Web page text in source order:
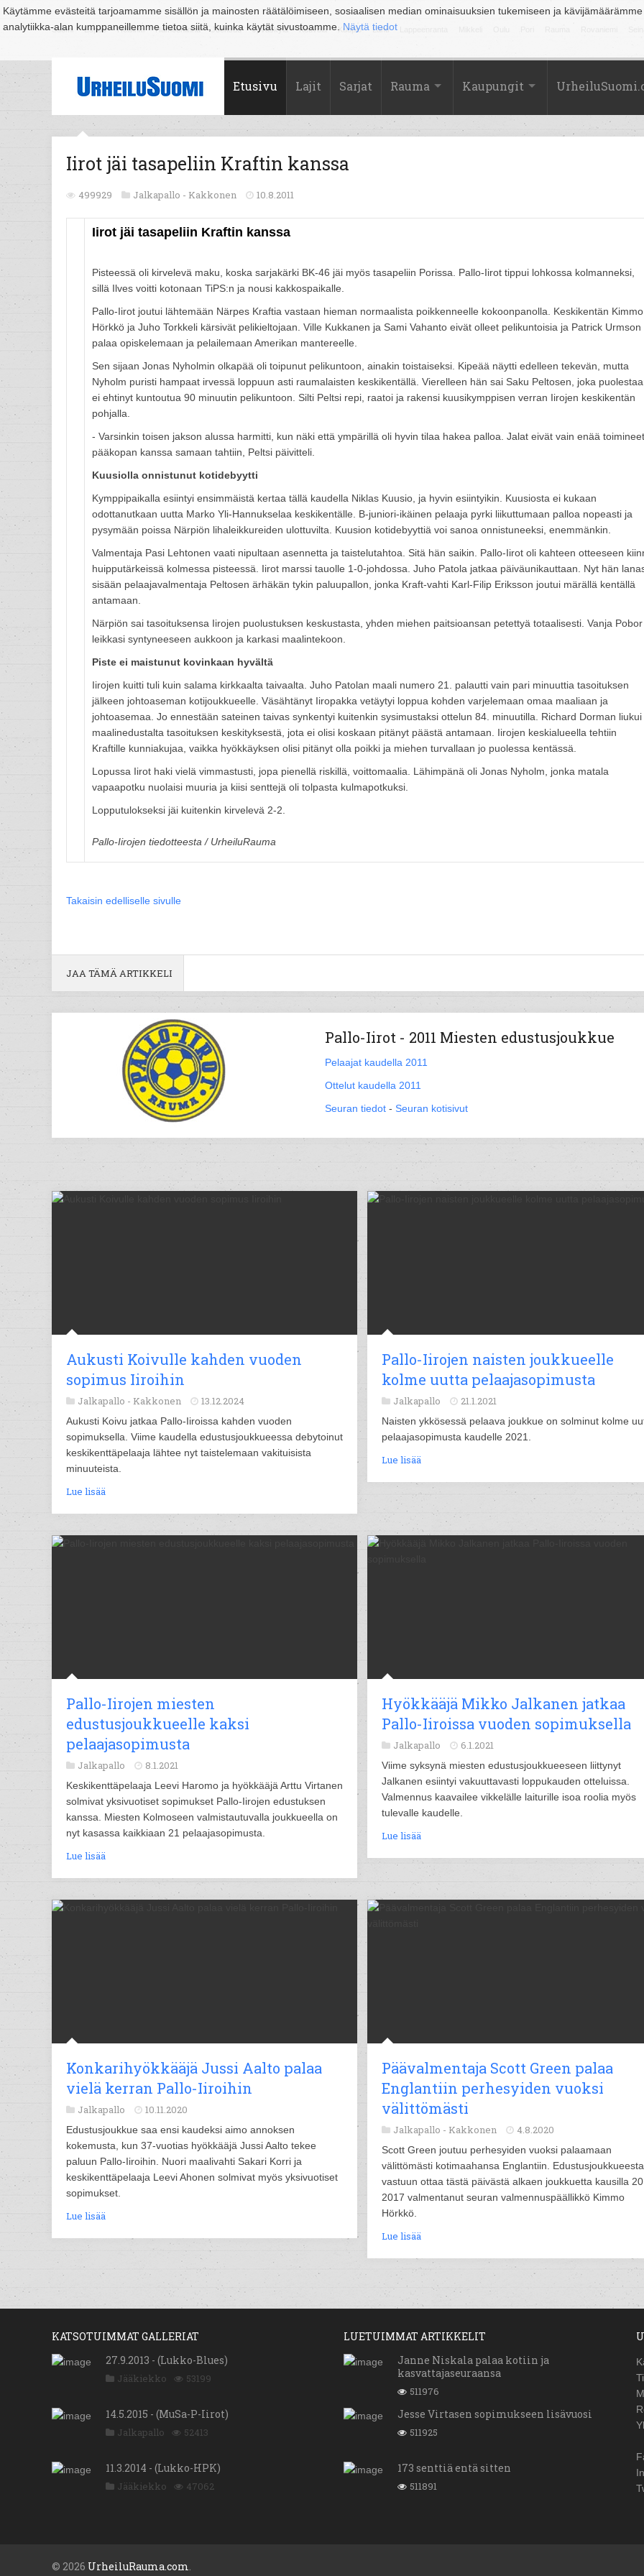
Käytämme evästeitä tarjoamamme sisällön ja mainosten räätälöimiseen, sosiaalisen median ominaisuuksien tukemiseen ja
analytiikka-alan kumppaneillemme tietoa siitä, kuinka käytät sivustoamme. Näytä tiedot
Suomi Espoo Helsinki Hämeenlinna Joensuu Jyväskylä Kouvola Kuopio Lahti
Etusivu Lajit Sarjat Rauma Kaupungit
Iirot jäi tasapeliin Kraftin kanssa
499929 Jalkapallo - Kakkonen 10.8.2011
Iirot jäi tasapeliin Kraftin kanssa
Pisteessä oli kirvelevä maku, koska sarjakärki BK-46 jäi myös tasapeliin Porissa. Pallo-Iirot tippui lohkossa kolmanneksi,
sillä Ilves voitti kotonaan TiPS:n ja nousi kakkospaikalle.
Pallo-Iirot joutui lähtemään Närpes Kraftia vastaan hieman normaalista poikkenneelle kokoonpanolla. Keskikentän Kimmo
Hörkkö ja Juho Torkkeli kärsivät pelikieltojaan. Ville Kukkanen ja Sami Vahanto eivät olleet pelikuntoisia ja Patrick Urmson
palaa opiskelemaan ja pelailemaan Amerikan mantereelle.
Sen sijaan Jonas Nyholmin olkapää oli toipunut pelikuntoon, ainakin toistaiseksi. Kipeää näytti edelleen tekevän, mutta
Nyholm puristi hampaat irvessä loppuun asti raumalaisten keskikentällä. Vierelleen hän sai Saku Peltosen, joka
ei ehtinyt kuntoutua 90 minuutin pelikuntoon. Silti Peltsi repi, raatoi ja rakensi kuusikymppisen verran Iirojen keskikentän
pohjalla.
- Varsinkin toisen jakson alussa harmitti, kun näki että ympärillä oli hyvin tilaa hakea palloa. Jalat eivät vain enää toimineet
pääkopan kanssa samaan tahtiin, Peltsi päivitteli.
Kuusiolla onnistunut kotidebyytti
Kymppipaikalla esiintyi ensimmäistä kertaa tällä kaudella Niklas Kuusio, ja hyvin esiintyikin. Kuusiosta ei kukaan
odottanutkaan uutta Marko Yli-Hannukselaa keskikentälle. B-juniori-ikäinen pelaaja pyrki liikuttumaan palloa nopeasti ja
pysymään poissa Närpiön lihaleikkureiden ulottuvilta. Kuusion kotidebyyttiä voi sanoa onnistuneeksi, enemmänkin.
Valmentaja Pasi Lehtonen vaati nipultaan asennetta ja taistelutahtoa. Sitä hän saikin. Pallo-Iirot oli kahteen otteeseen
huipputärkeissä kolmessa pisteessä. Iirot marssi tauolle 1-0-johdossa. Juho Patola jatkaa päiväunikauttaan. Nyt hän
sisään pelaajavalmentaja Peltosen ärhäkän tykin paluupallon, jonka Kraft-vahti Karl-Filip Eriksson joutui märällä kentällä
antamaan.
Närpiön sai tasoituksensa Iirojen puolustuksen keskustasta, yhden miehen paitsioansan petettyä totaalisesti. Vanja Pobor
leikkasi syntyneeseen aukkoon ja karkasi maalintekoon.
Piste ei maistunut kovinkaan hyvältä
Iirojen kuitti tuli kuin salama kirkkaalta taivaalta. Juho Patolan maali numero 21. palautti vain pari minuuttia tasoituksen
jälkeen johtoaseman kotijoukkueelle. Väsähtänyt Iiropakka vetäytyi loppua kohden varjelemaan omaa maaliaan ja
johtoasemaa. Jo ennestään sateinen taivas synkentyi kuitenkin sysimustaksi ottelun 84. minuutilla. Richard Dorman liukui
maalinedustalta tasoituksen keskityksestä, jota ei olisi koskaan pitänyt päästä antamaan. Iirojen keskialueella tehtiin
Kraftille kunniakujaa, vaikka hyökkäyksen olisi pitänyt olla poikki ja miehen turvallaan jo puolessa kentässä.
Lopussa Iirot haki vielä vimmastusti, jopa pienellä riskillä, voittomaalia. Lähimpänä oli Jonas Nyholm, jonka matala
vapaapotku nuolaisi muuria ja kiisi senttejä oli tolpasta kulmapotkuksi.
Lopputulokseksi jäi kuitenkin kirvelevä 2-2.
Pallo-Iirojen tiedotteesta / UrheiluRauma
Takaisin edelliselle sivulle
JAA TÄMÄ ARTIKKELI
Pallo-Iirot - 2011 Miesten edustusjoukkue
Pelaajat kaudella 2011
Ottelut kaudella 2011
Seuran tiedot - Seuran kotisivut
Aukusti Koivulle kahden vuoden
sopimus Iiroihin
Jalkapallo - Kakkonen 13.12.2024
Aukusti Koivu jatkaa Pallo-Iiroissa kahden vuoden
sopimuksella. Viime kaudella edustusjoukkueessa debytoinut
keskikenttäpelaaja lähtee nyt taistelemaan vakituisista
minuuteista.
Lue lisää
Pallo-Iirojen naisten joukkueelle
kolme uutta pelaajasopimusta
Jalkapallo 21.1.2021
Naisten ykkösessä pelaava joukkue on solminut kolme
pelaajasopimusta kaudelle 2021.
Lue lisää
Pallo-Iirojen miesten
edustusjoukkueelle kaksi
pelaajasopimusta
Jalkapallo 8.1.2021
Keskikenttäpelaaja Leevi Haromo ja hyökkääjä Arttu Virtanen
solmivat yksivuotiset sopimukset Pallo-Iirojen edustuksen
kanssa. Miesten Kolmoseen valmistautuvalla joukkueella on
nyt kasassa kaikkiaan 21 pelaajasopimusta.
Lue lisää
Hyökkääjä Mikko Jalkanen jatkaa
Pallo-Iiroissa vuoden sopimuksella
Jalkapallo 6.1.2021
Viime syksynä miesten edustusjoukkueeseen liittynyt
Jalkanen esiintyi vakuuttavasti loppukauden otteluissa.
Valmennus kaavailee vikkelälle laiturille isoa roolia myös
tulevalle kaudelle.
Lue lisää
Konkarihyökkääjä Jussi Aalto palaa
vielä kerran Pallo-Iiroihin
Jalkapallo 10.11.2020
Edustusjoukkue saa ensi kaudeksi aimo annoksen
kokemusta, kun 37-vuotias hyökkääjä Jussi Aalto tekee
paluun Pallo-Iiroihin. Nuori maalivahti Sakari Korri ja
keskikenttäpelaaja Leevi Ahonen solmivat myös yksivuotiset
sopimukset.
Lue lisää
Päävalmentaja Scott Green palaa
Englantiin perhesyiden vuoksi
välittömästi
Jalkapallo - Kakkonen 4.8.2020
Scott Green joutuu perhesyiden vuoksi palaamaan
välittömästi kotimaahansa Englantiin. Edustusjoukkueesta
vastuun ottaa tästä päivästä alkaen joukkuetta kausilla
2017 valmentanut seuran valmennuspäällikkö Kimmo
Hörkkö.
Lue lisää
KATSOTUIMMAT GALLERIAT
27.9.2013 - (Lukko-Blues)
Jääkiekko 53199
14.5.2015 - (MuSa-P-Iirot)
Jalkapallo 52413
11.3.2014 - (Lukko-HPK)
Jääkiekko 47062
LUETUIMMAT ARTIKKELIT
Janne Niskala palaa kotiin ja
kasvattajaseuraansa
511976
Jesse Virtasen sopimukseen lisävuosi
511925
173 senttiä entä sitten
511891
© 2026 UrheiluRauma.com.